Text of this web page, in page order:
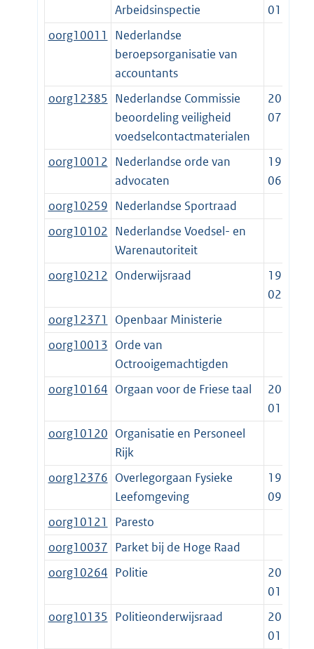
Arbeidsinspectie
01-01
oorg10011
Nederlandse
beroepsorganisatie van
accountants
oorg12385 Nederlandse Commissie
beoordeling veiligheid
voedselcontactmaterialen
2020-
07-01
oorg10012 Nederlandse orde van
advocaten
1952-
06-23
oorg10259 Nederlandse Sportraad
oorg10102 Nederlandse Voedsel- en
Warenautoriteit
oorg10212 Onderwijsraad
1919-
02-21
oorg12371
Openbaar Ministerie
oorg10013 Orde van
Octrooigemachtigden
oorg10164 Orgaan voor de Friese taal
2014-
01-01
oorg10120 Organisatie en Personeel
Rijk
oorg12376 Overlegorgaan Fysieke
Leefomgeving
1992-
09-18
oorg10121
Paresto
oorg10037 Parket bij de Hoge Raad
oorg10264 Politie
2013-
01-01
oorg10135 Politieonderwijsraad
2013-
01-01